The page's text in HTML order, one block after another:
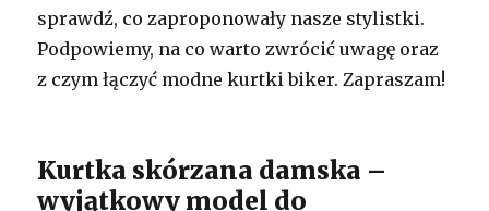
sprawdź, co zaproponowały nasze stylistki.
Podpowiemy, na co warto zwrócić uwagę oraz
z czym łączyć modne kurtki biker. Zapraszam!
Kurtka skórzana damska –
wyjątkowy model do